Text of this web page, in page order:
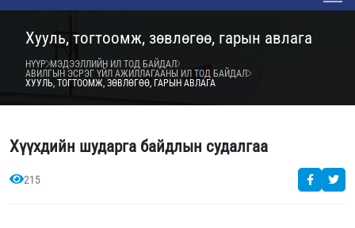
Хууль, тогтоомж, зөвлөгөө, гарын авлага
НҮҮР МЭДЭЭЛЛИЙН ИЛ ТОД БАЙДАЛ
АВИЛГЫН ЭСРЭГ ҮЙЛ АЖИЛЛАГААНЫ ИЛ ТОД БАЙДАЛ
ХУУЛЬ, ТОГТООМЖ, ЗӨВЛӨГӨӨ, ГАРЫН АВЛАГА
Хүүхдийн шударга байдлын судалгаа
215